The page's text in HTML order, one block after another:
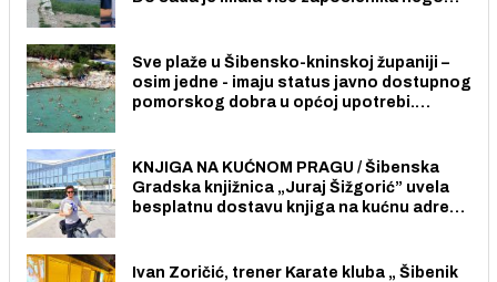
Sve plaže u Šibensko-kninskoj županiji –
osim jedne - imaju status javno dostupnog
pomorskog dobra u općoj upotrebi.
KNJIGA NA KUĆNOM PRAGU / Šibenska
Gradska knjižnica „Juraj Šižgorić” uvela
besplatnu dostavu knjiga na kućnu adresu
Ivan Zoričić, trener Karate kluba „ Šibenik